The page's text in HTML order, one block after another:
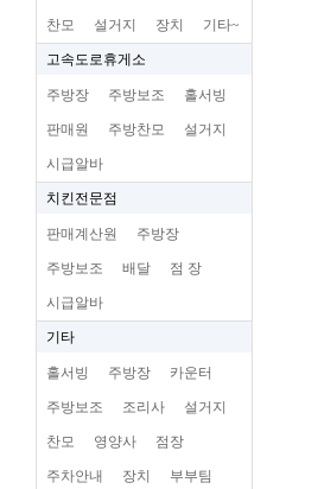
찬모 설거지 장치 기타~
고속도로휴게소
주방장 주방보조 홀서빙
판매원 주방찬모 설거지
시급알바
치킨전문점
판매계산원 주방장
주방보조 배달 점 장
시급알바
기타
홀서빙 주방장 카운터
주방보조 조리사 설거지
찬모 영양사 점장
주차안내 장치 부부팀